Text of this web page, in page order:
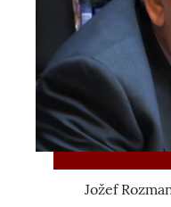
Jožef